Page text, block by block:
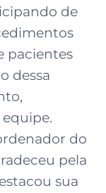
de
pacientes
dessa
do
pela
sua